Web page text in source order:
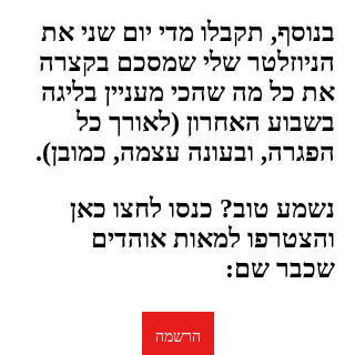
בנוסף, תקבלו מדי יום שני את
הניוזלטר שלי שמסכם בקצרה
את כל מה שהכי מעניין בליגה
בשבוע האחרון (לאורך כל
הפגרה, ובעונה עצמה, כמובן).
נשמע טוב? כנסו לחצו כאן
והצטרפו למאות אוהדים
שכבר שם:
הרשמה